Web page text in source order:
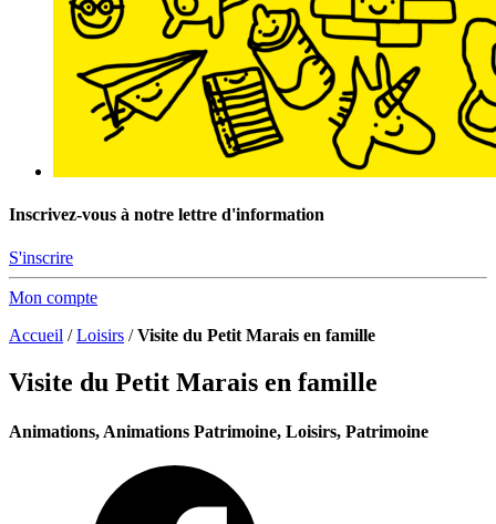
Inscrivez-vous à notre lettre d'information
S'inscrire
Mon compte
Accueil /Loisirs /Visite du Petit Marais en famille
Visite du Petit Marais en famille
Animations, Animations Patrimoine, Loisirs, Patrimoine